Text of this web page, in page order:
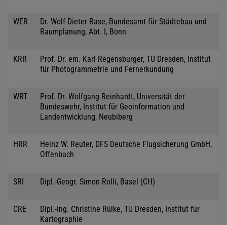
WER
Dr. Wolf-Dieter Rase, Bundesamt für Städtebau und
Raumplanung, Abt. I, Bonn
KRR
Prof. Dr. em. Karl Regensburger, TU Dresden, Institut
für Photogrammetrie und Fernerkundung
WRT
Prof. Dr. Wolfgang Reinhardt, Universität der
Bundeswehr, Institut für Geoinformation und
Landentwicklung, Neubiberg
HRR
Heinz W. Reuter, DFS Deutsche Flugsicherung GmbH,
Offenbach
SRI Dipl.-Geogr. Simon Rolli, Basel (CH)
CRE
Dipl.-Ing. Christine Rülke, TU Dresden, Institut für
Kartographie